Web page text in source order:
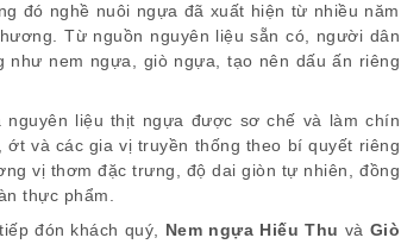
đó nghề nuôi ngựa đã xuất hiện từ nhiều năm
Từ nguồn nguyên liệu sẵn có, người dân
nem ngựa, giò ngựa, tạo nên dấu ấn riêng
liệu thịt ngựa được sơ chế và làm chín
và các gia vị truyền thống theo bí quyết riêng
vị thơm đặc trưng, độ dai giòn tự nhiên, đồng
thực phẩm.
đón khách quý, Nem ngựa Hiếu Thu và Giò